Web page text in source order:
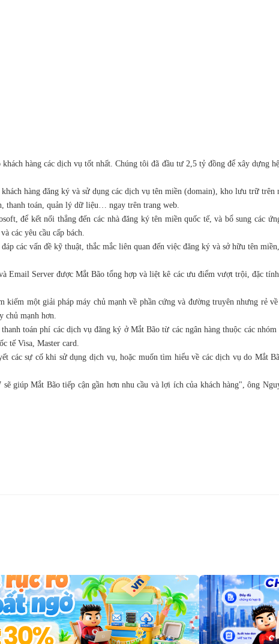
hàng các dịch vụ tốt nhất. Chúng tôi đã đầu tư 2,5 tỷ đồng để xây dựng
hàng đăng ký và sử dụng các dịch vụ tên miền (domain), kho lưu trữ
thanh toán, quản lý dữ liệu… ngay trên trang web.
để kết nối thẳng đến các nhà đăng ký tên miền quốc tế, và bổ sung các
các yêu cầu cấp bách.
các vấn đề kỹ thuật, thắc mắc liên quan đến việc đăng ký và sở hữu tên
Server được Mắt Bão tổng hợp và liệt kê các ưu điểm vượt trội, đặc
một giải pháp máy chủ mạnh về phần cứng và đường truyên nhưng rẻ
chủ mạnh hơn.
toán phí các dịch vụ đăng ký ở Mắt Bão từ các ngân hàng thuộc các
tế Visa, Master card.
các sự cố khi sử dụng dịch vụ, hoặc muốn tìm hiểu về các dịch vụ do Mắt
giúp Mắt Bão tiếp cận gần hơn nhu cầu và lợi ích của khách hàng", ông